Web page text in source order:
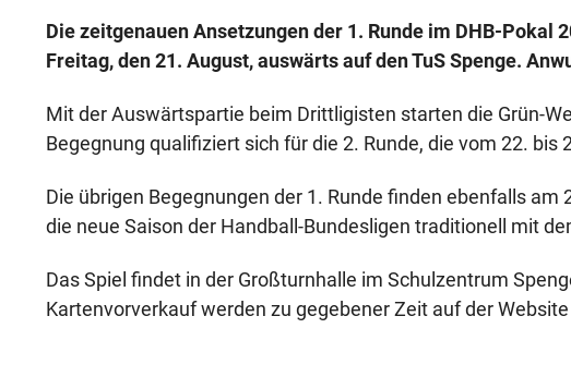
Die zeitgenauen Ansetzungen der 1. Runde im DHB-Pokal
Freitag, den 21. August, auswärts auf den TuS Spenge.
Mit der Auswärtspartie beim Drittligisten starten die Grün-
Begegnung qualifiziert sich für die 2. Runde, die vom 22.
Die übrigen Begegnungen der 1. Runde finden ebenfalls
die neue Saison der Handball-Bundesligen traditionell mit
Das Spiel findet in der Großturnhalle im Schulzentrum
Kartenvorverkauf werden zu gegebener Zeit auf der